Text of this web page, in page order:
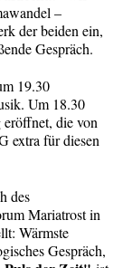
–
der beiden ein,
Gespräch.
19.30
Um 18.30
die von
extra für diesen
des
Mariatrost in
Wärmste
Gespräch,